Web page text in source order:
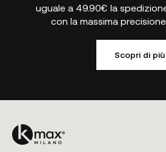
uguale a 49.90€ la
con la massima
Scopri di più